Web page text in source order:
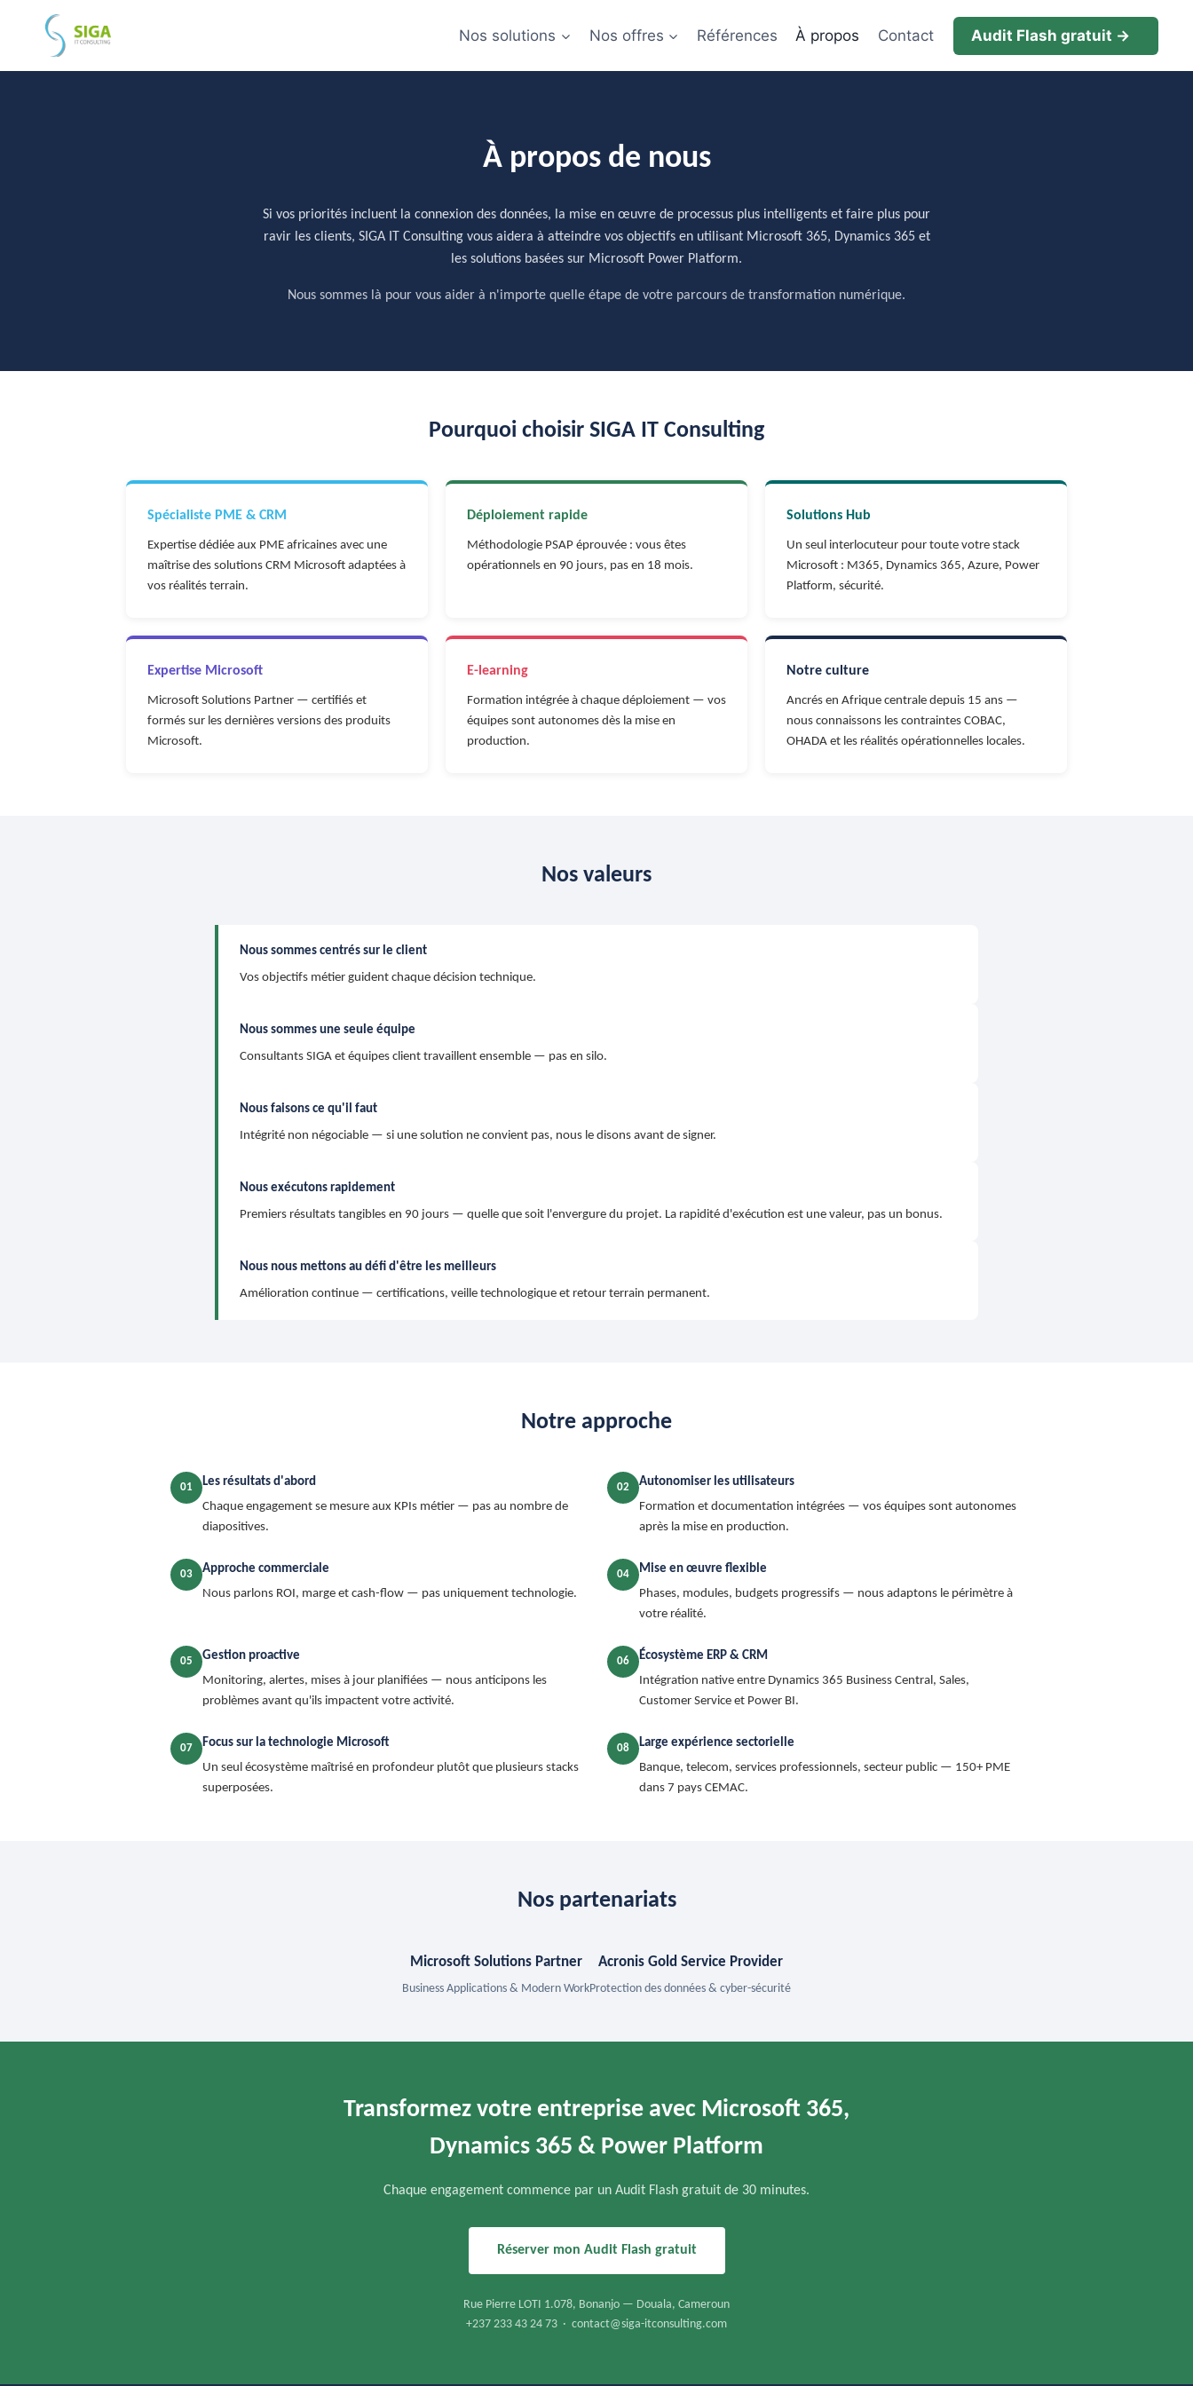
contenu
Nos solutions Nos offres Références À propos Contact Audit Flash gratuit →
À propos de nous
Si vos priorités incluent la connexion des données, la mise en œuvre de processus plus intelligents et faire plus pour
ravir les clients, SIGA IT Consulting vous aidera à atteindre vos objectifs en utilisant Microsoft 365, Dynamics 365 et
les solutions basées sur Microsoft Power Platform.
Nous sommes là pour vous aider à n'importe quelle étape de votre parcours de transformation numérique.
Pourquoi choisir SIGA IT Consulting
Spécialiste PME & CRM
Expertise dédiée aux PME africaines avec une
maîtrise des solutions CRM Microsoft adaptées à
vos réalités terrain.
Déploiement rapide
Méthodologie PSAP éprouvée : vous êtes
opérationnels en 90 jours, pas en 18 mois.
Solutions Hub
Un seul interlocuteur pour toute votre stack
Microsoft : M365, Dynamics 365, Azure, Power
Platform, sécurité.
Expertise Microsoft
Microsoft Solutions Partner — certifiés et
formés sur les dernières versions des produits
Microsoft.
E-learning
Formation intégrée à chaque déploiement — vos
équipes sont autonomes dès la mise en
production.
Notre culture
Ancrés en Afrique centrale depuis 15 ans —
nous connaissons les contraintes COBAC,
OHADA et les réalités opérationnelles locales.
Nos valeurs
Nous sommes centrés sur le client
Vos objectifs métier guident chaque décision technique.
Nous sommes une seule équipe
Consultants SIGA et équipes client travaillent ensemble — pas en silo.
Nous faisons ce qu'il faut
Intégrité non négociable — si une solution ne convient pas, nous le disons avant de signer.
Nous exécutons rapidement
Premiers résultats tangibles en 90 jours — quelle que soit l'envergure du projet. La rapidité d'exécution est une valeur, pas un bonus.
Nous nous mettons au défi d'être les meilleurs
Amélioration continue — certifications, veille technologique et retour terrain permanent.
Notre approche
01
Les résultats d'abord
Chaque engagement se mesure aux KPIs métier — pas au nombre de
diapositives.
02
Autonomiser les utilisateurs
Formation et documentation intégrées — vos équipes sont autonomes
après la mise en production.
03
Approche commerciale
Nous parlons ROI, marge et cash-flow — pas uniquement technologie.
04
Mise en œuvre flexible
Phases, modules, budgets progressifs — nous adaptons le périmètre à
votre réalité.
05
Gestion proactive
Monitoring, alertes, mises à jour planifiées — nous anticipons les
problèmes avant qu'ils impactent votre activité.
06
Écosystème ERP & CRM
Intégration native entre Dynamics 365 Business Central, Sales,
Customer Service et Power BI.
07
Focus sur la technologie Microsoft
Un seul écosystème maîtrisé en profondeur plutôt que plusieurs stacks
superposées.
08
Large expérience sectorielle
Banque, telecom, services professionnels, secteur public — 150+ PME
dans 7 pays CEMAC.
Nos partenariats
Microsoft Solutions Partner
Business Applications & Modern Work
Acronis Gold Service Provider
Protection des données & cyber-sécurité
Transformez votre entreprise avec Microsoft 365,
Dynamics 365 & Power Platform
Chaque engagement commence par un Audit Flash gratuit de 30 minutes.
Réserver mon Audit Flash gratuit
Rue Pierre LOTI 1.078, Bonanjo — Douala, Cameroun
+237 233 43 24 73 · contact@siga-itconsulting.com